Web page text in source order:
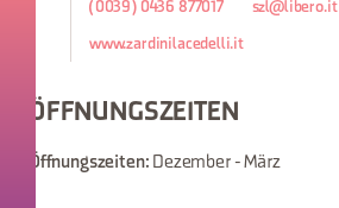
(0039) 0436 877017 szl@libero.it
www.zardinilacedelli.it
ÖFFNUNGSZEITEN
Öffnungszeiten: Dezember - März